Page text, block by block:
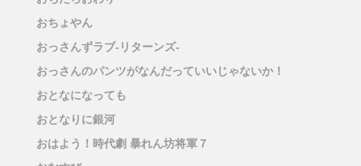
おちょやん
おっさんずラブ-リターンズ-
おっさんのパンツがなんだっていいじゃないか！
おとなになっても
おとなりに銀河
おはよう！時代劇 暴れん坊将軍７